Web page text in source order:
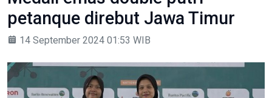
petanque direbut Jawa Timur
14 September 2024 01:53 WIB